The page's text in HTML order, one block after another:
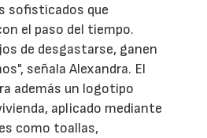
sofisticados que
el paso del tiempo.
de desgastarse, ganen
señala Alexandra. El
además un logotipo
aplicado mediante
como toallas,